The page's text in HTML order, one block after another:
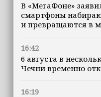
В «МегаФоне»
смартфоны
и превращаются в
16:42
6 августа в
Чечни временно
16:19